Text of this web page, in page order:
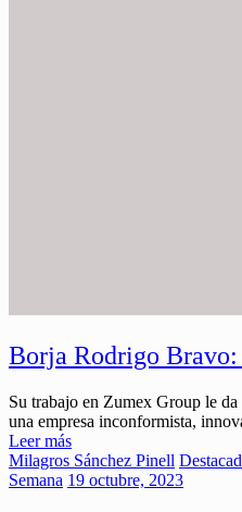
Borja Rodrigo
Su trabajo en Zumex Group le
una empresa inconformista,
Leer más
Milagros Sánchez Pinell
Semana 19 octubre, 2023